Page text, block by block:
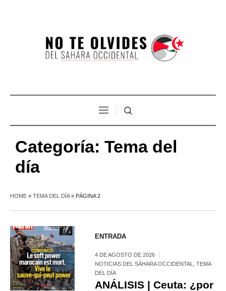
Categoría: Tema del
día
HOME » TEMA DEL DÍA» PÁGINA 2
ENTRADA
4 DE AGOSTO DE 2026
NOTICIAS DEL SÁHARA OCCIDENTAL
,TEMA
DEL DÍA
ANÁLISIS | Ceuta: ¿por